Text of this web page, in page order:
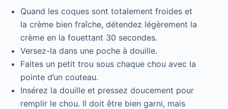
Quand les coques sont totalement froides et
la crème bien fraîche, détendez légèrement la
crème en la fouettant 30 secondes.
Versez-la dans une poche à douille.
Faites un petit trou sous chaque chou avec la
pointe d’un couteau.
Insérez la douille et pressez doucement pour
remplir le chou. Il doit être bien garni, mais